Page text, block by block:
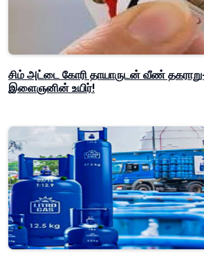
சிம் அட்டை கோரி தாயாருடன் வீண்
இளைஞனின் உயிர்!